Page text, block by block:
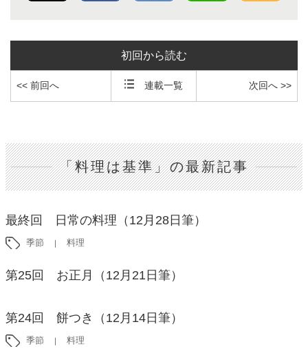
初回から読む
<< 前回へ 連載一覧 次回へ >>
「料理は基準」の最新記事
最終回 日常の料理（12月28日筆）
季節 料理
第25回 お正月（12月21日筆）
第24回 餅つき（12月14日筆）
季節 料理